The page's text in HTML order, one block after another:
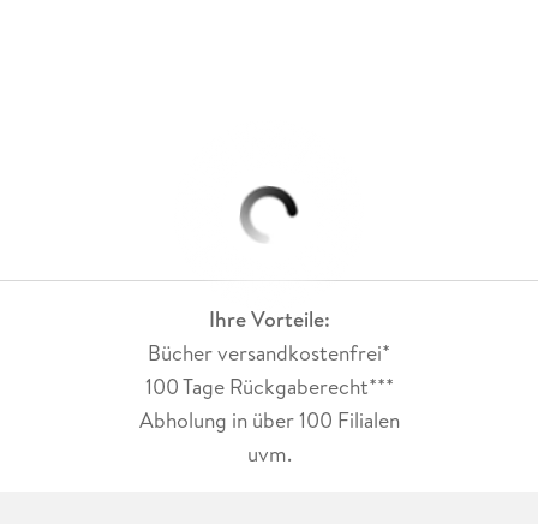
Ihre Vorteile:
Bücher versandkostenfrei*
100 Tage Rückgaberecht***
Abholung in über 100 Filialen
uvm.